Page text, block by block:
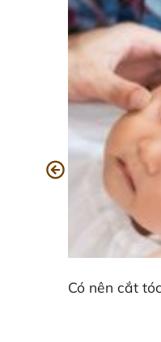
Có nên cắt